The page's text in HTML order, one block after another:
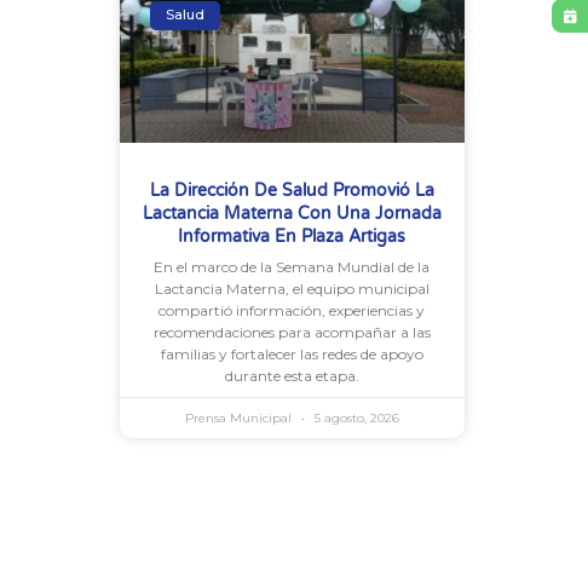
Salud
La Dirección De Salud Promovió La
Lactancia Materna Con Una Jornada
Informativa En Plaza Artigas
En el marco de la Semana Mundial de la
Lactancia Materna, el equipo municipal
compartió información, experiencias y
recomendaciones para acompañar a las
familias y fortalecer las redes de apoyo
durante esta etapa.
Prensa Municipal 5 agosto, 2026